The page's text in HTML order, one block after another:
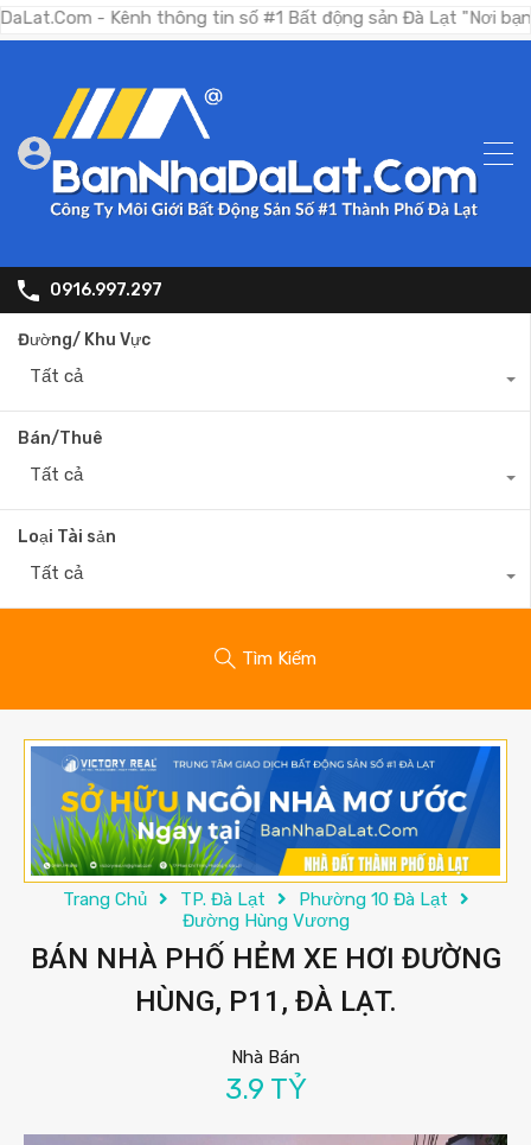
- Kênh thông tin số #1 Bất động sản Đà Lạt "Nơi bạn tìm
0916.997.297
Đường/ Khu Vực
Tất cả
Bán/Thuê
Tất cả
Loại Tài sản
Tất cả
Tìm Kiếm
Trang Chủ TP. Đà Lạt
Phường 10 Đà Lạt
Đường Hùng Vương
BÁN NHÀ PHỐ HẺM XE HƠI ĐƯỜNG
HÙNG, P11, ĐÀ LẠT.
Nhà Bán
3.9 TỶ